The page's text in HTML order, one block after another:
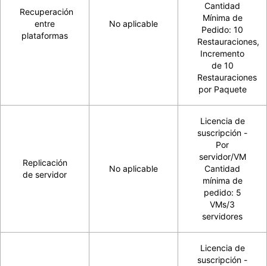
Recuperación
entre
plataformas
No aplicable
Cantidad
Mínima de
Pedido: 10
Restauraciones,
Incremento
de 10
Restauraciones
por Paquete
Replicación
de servidor
No aplicable
Licencia de
suscripción -
Por
servidor/VM
Cantidad
mínima de
pedido: 5
VMs/3
servidores
Licencia de
suscripción -